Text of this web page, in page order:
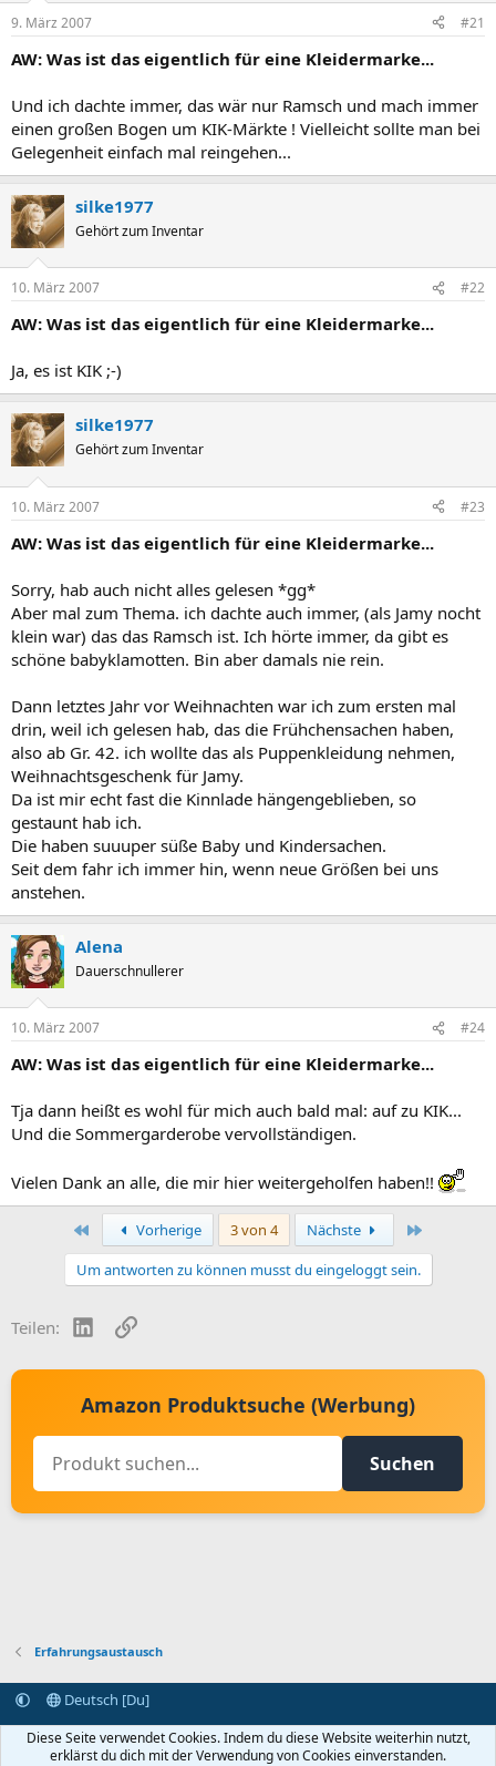
9. März 2007 #21
AW: Was ist das eigentlich für eine Kleidermarke...
Und ich dachte immer, das wär nur Ramsch und mach immer
einen großen Bogen um KIK-Märkte ! Vielleicht sollte man bei
Gelegenheit einfach mal reingehen...
silke1977
Gehört zum Inventar
10. März 2007 #22
AW: Was ist das eigentlich für eine Kleidermarke...
Ja, es ist KIK ;-)
silke1977
Gehört zum Inventar
10. März 2007 #23
AW: Was ist das eigentlich für eine Kleidermarke...
Sorry, hab auch nicht alles gelesen *gg*
Aber mal zum Thema. ich dachte auch immer, (als Jamy nocht
klein war) das das Ramsch ist. Ich hörte immer, da gibt es
schöne babyklamotten. Bin aber damals nie rein.
Dann letztes Jahr vor Weihnachten war ich zum ersten mal
drin, weil ich gelesen hab, das die Frühchensachen haben,
also ab Gr. 42. ich wollte das als Puppenkleidung nehmen,
Weihnachtsgeschenk für Jamy.
Da ist mir echt fast die Kinnlade hängengeblieben, so
gestaunt hab ich.
Die haben suuuper süße Baby und Kindersachen.
Seit dem fahr ich immer hin, wenn neue Größen bei uns
anstehen.
Alena
Dauerschnullerer
10. März 2007 #24
AW: Was ist das eigentlich für eine Kleidermarke...
Tja dann heißt es wohl für mich auch bald mal: auf zu KIK...
Und die Sommergarderobe vervollständigen.
Vielen Dank an alle, die mir hier weitergeholfen haben!!
Erste Vorherige 3 von 4 Nächste
Um antworten zu können musst du eingeloggt sein.
Teilen: LinkedInLink
Amazon Produktsuche (Werbung)
Suchen
Erfahrungsaustausch
Deutsch [Du]
Kontakt aufnehmen
Bedingungen und Regeln
Datenschutz
Startseite
R
Diese Seite verwendet Cookies. Indem du diese Website weiterhin nutzt,
erklärst du dich mit der Verwendung von Cookies einverstanden.